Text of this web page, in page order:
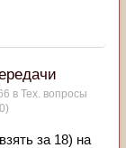
в Тех. вопросы
за 18) на